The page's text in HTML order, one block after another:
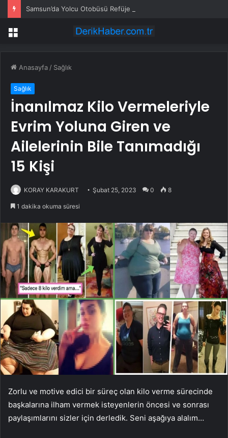
Samsun’da Yolcu Otobüsü Refüje Çıktı
Menü
Anasayfa / Sağlık
Sağlık
İnanılmaz Kilo Vermeleriyle
Evrim Yoluna Giren ve
Ailelerinin Bile Tanımadığı
15 Kişi
KORAY KARAKURT Şubat 25, 2023 0 8
1 dakika okuma süresi
Zorlu ve motive edici bir süreç olan kilo verme sürecinde
başkalarına ilham vermek isteyenlerin öncesi ve sonrası
paylaşımlarını sizler için derledik. Seni aşağıya alalım…